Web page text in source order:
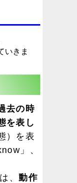
いきま
去の時
を表し
）を表
」、
、動作